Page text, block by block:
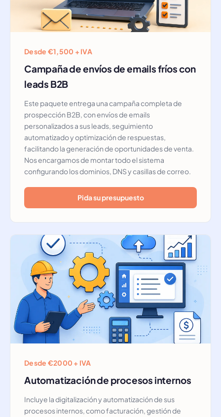
Desde €1,500 + IVA
Campaña de envíos de emails fríos con
leads B2B
Este paquete entrega una campaña completa de
prospección B2B, con envíos de emails
personalizados a sus leads, seguimiento
automatizado y optimización de respuestas,
facilitando la generación de oportunidades de venta.
Nos encargamos de montar todo el sistema
configurando los dominios, DNS y casillas de correo.
Pida su presupuesto
Desde €2000 + IVA
Automatización de procesos internos
Incluye la digitalización y automatización de sus
procesos internos, como facturación, gestión de